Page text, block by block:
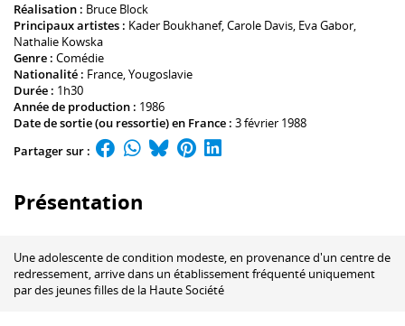
Réalisation : Bruce Block
Principaux artistes : Kader Boukhanef,Carole Davis, Eva Gabor,
Nathalie Kowska
Genre : Comédie
Nationalité : France, Yougoslavie
Durée : 1h30
Année de production : 1986
Date de sortie (ou ressortie) en France : 3 février 1988
Partager sur :
Présentation
Une adolescente de condition modeste, en provenance d'un centre de
redressement, arrive dans un établissement fréquenté uniquement
par des jeunes filles de la Haute Société